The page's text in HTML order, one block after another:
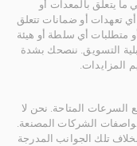
يتعلق بالمعدات أو
تعهدات أو ضمانات تتعلق
أو متطلبات أي سلطة أو هيئة
التسويق. ننصحك بشدة
المزايدات.
المتاحة. نحن لا
الشركات المصنعة.
تلك الجوانب المدرجة